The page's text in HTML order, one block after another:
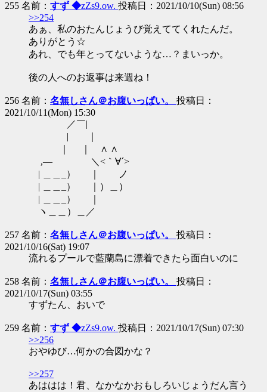
255 名前： すず ◆zZs9.ow. 投稿日：2021/10/10(Sun) 08:56
>>254
あぁ、私のおたんじょうび覚えててくれたんだ。
ありがとう☆
あれ、でも年とってないような…？まいっか。
後の人へのお返事は来週ね！
256 名前： 名無しさん＠お腹いっぱい。 投稿日：
2021/10/11(Mon) 15:30
／￣|
| ｜
｜ ｜ ∧ ∧
,― ＼<｀∀´>
| ＿＿_） ｜ ノ
| ＿＿_） ｜）＿）
| ＿＿_） ｜
ヽ＿＿）＿／
257 名前： 名無しさん＠お腹いっぱい。 投稿日：
2021/10/16(Sat) 19:07
流れるプールで藍蘭島に漂着できたら面白いのに
258 名前： 名無しさん＠お腹いっぱい。 投稿日：
2021/10/17(Sun) 03:55
すずたん、おいで
259 名前： すず ◆zZs9.ow. 投稿日：2021/10/17(Sun) 07:30
>>256
おやゆび…何かの合図かな？
>>257
あははは！君、なかなかおもしろいじょうだん言う